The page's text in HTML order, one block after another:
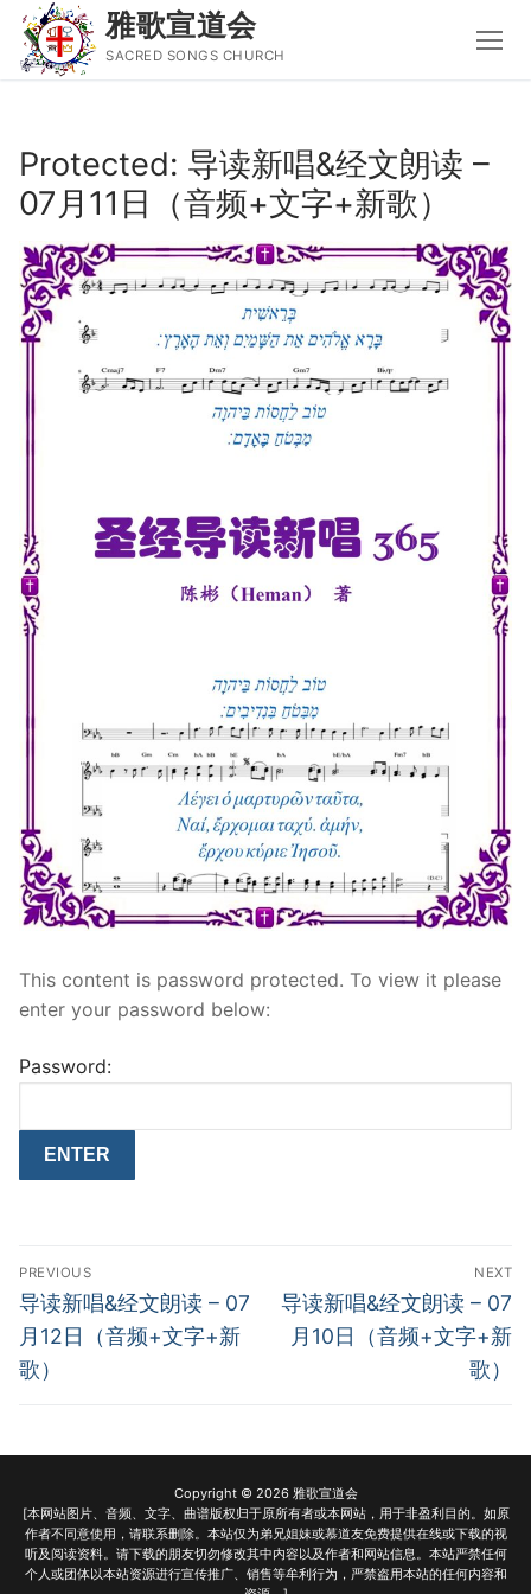
content
雅歌宣道会
SACRED SONGS CHURCH
Search
for:
主页
主日讲道
圣经导读新唱
属灵书籍
宣教事工
神学研究
Protected: 导读新唱&经文朗读 –
07月11日（音频+文字+新歌）
This content is password protected. To view it please
enter your password below:
Password:
Post
navigation
PREVIOUS
Previous
post:
导读新唱&经文朗读 – 07
月12日（音频+文字+新
歌）
NEXT
Next
post:
导读新唱&经文朗读 – 07
月10日（音频+文字+新
歌）
Copyright © 2026 雅歌宣道会
[本网站图片、音频、文字、曲谱版权归于原所有者或本网站，用于非盈利目的。如原
作者不同意使用，请联系删除。本站仅为弟兄姐妹或慕道友免费提供在线或下载的视
听及阅读资料。请下载的朋友切勿修改其中内容以及作者和网站信息。本站严禁任何
个人或团体以本站资源进行宣传推广、销售等牟利行为，严禁盗用本站的任何内容和